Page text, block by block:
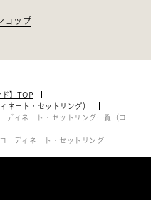
ョップ
ド】TOP
ネート・セットリング）
ディネート・セットリング一覧（コ
ーディネート・セットリング